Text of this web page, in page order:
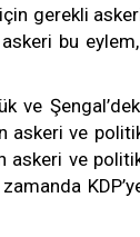
gerekli
bu eylem,
ve
askeri ve
askeri ve